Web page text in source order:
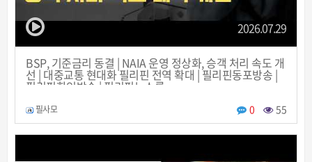
2026.07.29
BSP, 기준금리 동결 | NAIA 운영 정상화, 승객 처리 속도 개
선 | 대중교통 현대화 필리핀 전역 확대 | 필리핀동포방송 |
필리핀한인방송 | 필리핀뉴스룸
필사모 0 55